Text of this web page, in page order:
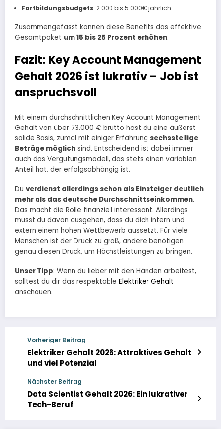
Fortbildungsbudgets: 2.000 bis 5.000€ jährlich
Zusammengefasst können diese Benefits das effektive
Gesamtpaket um 15 bis 25 Prozent erhöhen.​
Fazit: Key Account Management
Gehalt 2026 ist lukrativ – Job ist
anspruchsvoll
Mit einem durchschnittlichen Key Account Management
Gehalt von über 73.000 € brutto hast du eine äußerst
solide Basis, zumal mit einiger Erfahrung sechsstellige
Beträge möglich sind. Entscheidend ist dabei immer
auch das Vergütungsmodell, das stets einen variablen
Anteil hat, der erfolgsabhängig ist.
Du verdienst allerdings schon als Einsteiger deutlich
mehr als das deutsche Durchschnittseinkommen.
Das macht die Rolle finanziell interessant. Allerdings
musst du davon ausgehen, dass du dich intern und
extern einem hohen Wettbewerb aussetzt. Für viele
Menschen ist der Druck zu groß, andere benötigen
genau diesen Druck, um Höchstleistungen zu bringen.
Unser Tipp: Wenn du lieber mit den Händen arbeitest,
solltest du dir das respektable Elektriker Gehalt
anschauen.
Vorheriger Beitrag
Elektriker Gehalt 2026: Attraktives Gehalt
und viel Potenzial
Nächster Beitrag
Data Scientist Gehalt 2026: Ein lukrativer
Tech-Beruf